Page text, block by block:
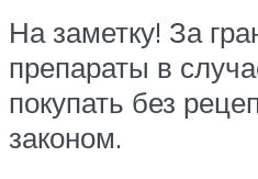
На заметку! За
препараты в
покупать без
законом.